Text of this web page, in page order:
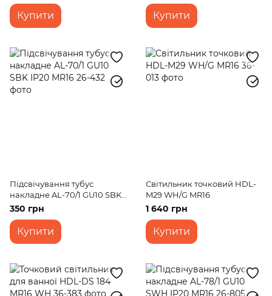
Купити Купити
Підсвічування тубус
накладне AL-70/1 GU10 SBK
IP20 MR16
350 грн
Купити
Світильник точковий HDL-
M29 WH/G MR16
1 640 грн
Купити